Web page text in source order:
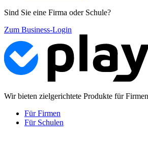
Sind Sie eine Firma oder Schule?
Zum Business-Login
Wir bieten zielgerichtete Produkte für
Für Firmen
Für Schulen